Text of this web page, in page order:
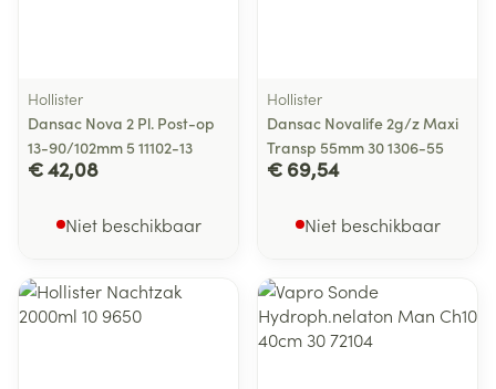
Hollister
Dansac Nova 2 Pl. Post-op
13-90/102mm 5 11102-13
€ 42,08
Niet beschikbaar
Hollister
Dansac Novalife 2g/z Maxi
Transp 55mm 30 1306-55
€ 69,54
Niet beschikbaar